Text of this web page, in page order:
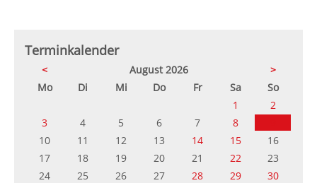
Terminkalender
< August 2026
>
Montag Di enstagMittwochDonnerstag
Freitag SamstagSonntag
1
2
3
4 5 6 7 8
10
11 12 13 14 15
16
17
18 19 20 21 22
23
24
25 26 27 28 29
30